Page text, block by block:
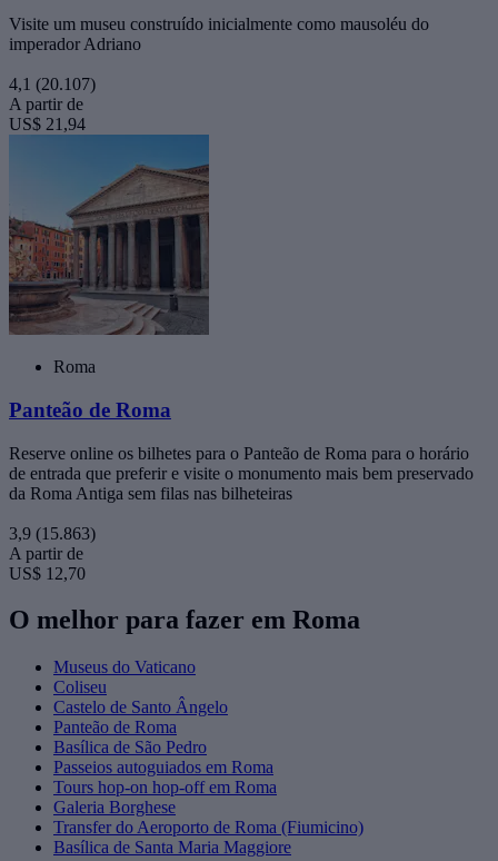
Visite um museu construído inicialmente como mausoléu do
imperador Adriano
4,1 (20.107)
A partir de
US$ 21,94
Roma
Panteão de Roma
Reserve online os bilhetes para o Panteão de Roma para o horário
de entrada que preferir e visite o monumento mais bem preservado
da Roma Antiga sem filas nas bilheteiras
3,9 (15.863)
A partir de
US$ 12,70
O melhor para fazer em Roma
Museus do Vaticano
Coliseu
Castelo de Santo Ângelo
Panteão de Roma
Basílica de São Pedro
Passeios autoguiados em Roma
Tours hop-on hop-off em Roma
Galeria Borghese
Transfer do Aeroporto de Roma (Fiumicino)
Basílica de Santa Maria Maggiore